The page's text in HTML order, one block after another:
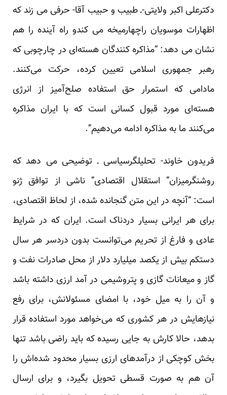
دکترعلی اکبر ولایتی-ـطبیب و حبیب آقا- حرفی می زند که
اظهارات موسویان راچهارمیخه می کندو راه آینده را هم
نشان می دهد: “مذاکره‌ کنندگان هسته‌ای در چارچوبی که
رهبر جمهوری اسلامی تعیین کرده، حرکت می‌کنند.
مادامی که استمرار حق استفاده صلح‌آمیز از انرژی
هسته‌ای مورد قبول کسانی است که با ایران مذاکره
می‌کنند ما به مذاکره ادامه می‌دهیم”.
فریدون خاوند- تحلیلگرسیاسی ـ توضیحی می دهد که
روشنگرمیزان” استقلال اقتصادی” ناشی از توافق ژنو
است: “آنچه در این متن گنجانده شده، از لحاظ اقتصادی،
برای هر ایرانی بسیار دردناک است. ایران که در شرایط
عادی و فارغ از تحریم می‌توانست بدون دردسر هر سال
دستکم بیش از یکصد میلیارد دلار از محل صادرات نفت و
گاز و میعانات گازی و پتروشیمی در آمد ارزی داشته باشد
و آن را به میل خود، با امضای مسئولانش، برای رفع
نیاز‌هایش در هر کشوری که می‌خواهد مورد استفاده قرار
بدهد، حالا کارش به جایی رسیده که باید راضی باشد تنها
بخش کوچکی از درآمد‌های ارزی بسیار محدود شده‌اش را
آن هم به صورت قسطی تحویل بگیرد، و برای ارسال